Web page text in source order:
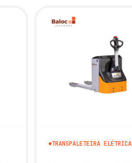
TRANSPALETEIRA ELÉTRICA